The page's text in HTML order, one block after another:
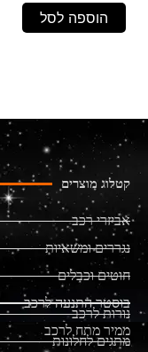
הוספה לסל
קטלוג מוצרים
אביזרי רכב
נגררים ומשאיות
חוטים וכבלים
בוסטר התנעה לרכב
ממיר מתח לרכב
נורות לרכב
מתגים לחלונות